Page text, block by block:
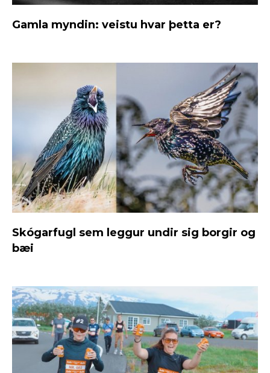
Gamla myndin: veistu hvar þetta er?
Skógarfugl sem leggur undir sig borgir og
bæi